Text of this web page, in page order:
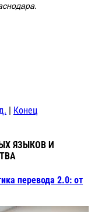
| Конец
ЯЗЫКОВ И
перевода 2.0: от